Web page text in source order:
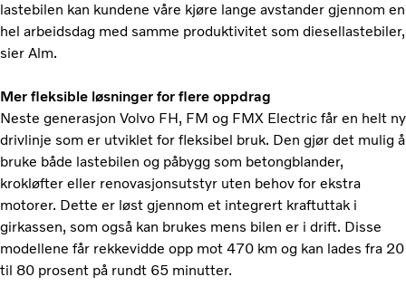
lastebilen kan kundene våre kjøre lange avstander gjennom en
hel arbeidsdag med samme produktivitet som diesellastebiler,
sier Alm.
Mer fleksible løsninger for flere oppdrag
Neste generasjon Volvo FH, FM og FMX Electric får en helt ny
drivlinje som er utviklet for fleksibel bruk. Den gjør det mulig å
bruke både lastebilen og påbygg som betongblander,
krokløfter eller renovasjonsutstyr uten behov for ekstra
motorer. Dette er løst gjennom et integrert kraftuttak i
girkassen, som også kan brukes mens bilen er i drift. Disse
modellene får rekkevidde opp mot 470 km og kan lades fra 20
til 80 prosent på rundt 65 minutter.